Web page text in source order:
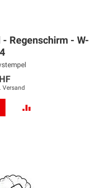
Regenschirm - W-
Versand